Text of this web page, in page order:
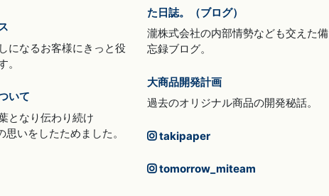
になるお客様にきっと役
。
いて
となり伝わり続け
思いをしたためました。
た日誌。（ブログ）
瀧株式会社の内部情勢なども交えた備
忘録ブログ。
大商品開発計画
過去のオリジナル商品の開発秘話。
takipaper
tomorrow_miteam